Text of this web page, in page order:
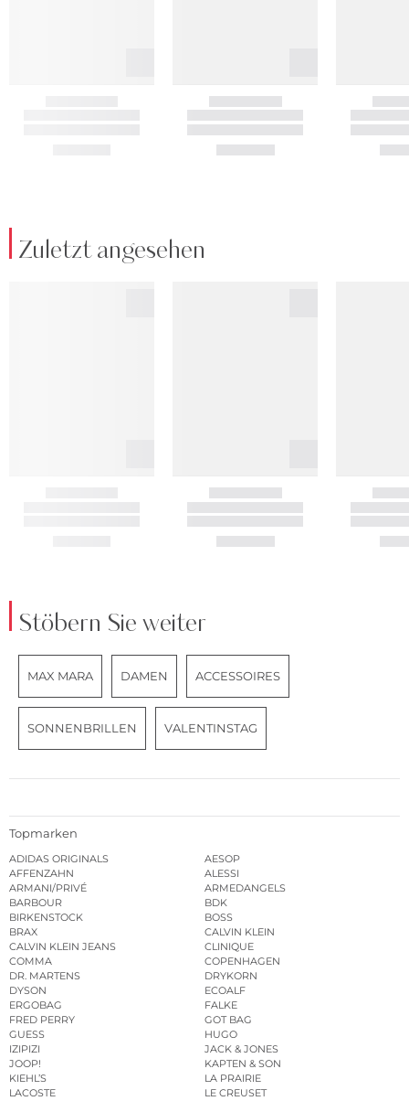
Zuletzt angesehen
Stöbern Sie weiter
MAX MARA DAMEN ACCESSOIRES
SONNENBRILLEN VALENTINSTAG
Topmarken
ADIDAS ORIGINALS
AESOP
AFFENZAHN
ALESSI
ARMANI/PRIVÉ
ARMEDANGELS
BARBOUR
BDK
BIRKENSTOCK
BOSS
BRAX
CALVIN KLEIN
CALVIN KLEIN JEANS
CLINIQUE
COMMA
COPENHAGEN
DR. MARTENS
DRYKORN
DYSON
ECOALF
ERGOBAG
FALKE
FRED PERRY
GOT BAG
GUESS
HUGO
IZIPIZI
JACK & JONES
JOOP!
KAPTEN & SON
KIEHL’S
LA PRAIRIE
LACOSTE
LE CREUSET